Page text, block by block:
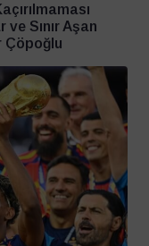
Sınır Aşan
Çöpoğlu